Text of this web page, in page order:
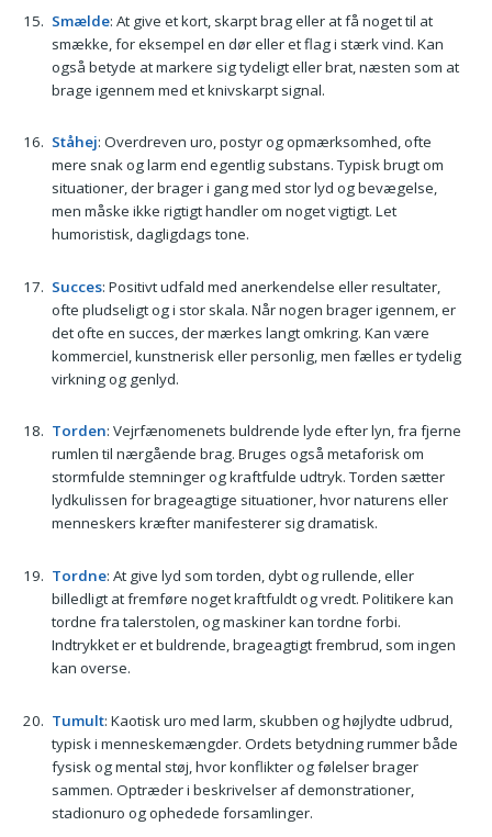
Smælde: At give et kort, skarpt brag eller at få noget til at
smække, for eksempel en dør eller et flag i stærk vind. Kan
også betyde at markere sig tydeligt eller brat, næsten som at
brage igennem med et knivskarpt signal.
Ståhej: Overdreven uro, postyr og opmærksomhed, ofte
mere snak og larm end egentlig substans. Typisk brugt om
situationer, der brager i gang med stor lyd og bevægelse,
men måske ikke rigtigt handler om noget vigtigt. Let
humoristisk, dagligdags tone.
Succes: Positivt udfald med anerkendelse eller resultater,
ofte pludseligt og i stor skala. Når nogen brager igennem, er
det ofte en succes, der mærkes langt omkring. Kan være
kommerciel, kunstnerisk eller personlig, men fælles er tydelig
virkning og genlyd.
Torden: Vejrfænomenets buldrende lyde efter lyn, fra fjerne
rumlen til nærgående brag. Bruges også metaforisk om
stormfulde stemninger og kraftfulde udtryk. Torden sætter
lydkulissen for brageagtige situationer, hvor naturens eller
menneskers kræfter manifesterer sig dramatisk.
Tordne: At give lyd som torden, dybt og rullende, eller
billedligt at fremføre noget kraftfuldt og vredt. Politikere kan
tordne fra talerstolen, og maskiner kan tordne forbi.
Indtrykket er et buldrende, brageagtigt frembrud, som ingen
kan overse.
Tumult: Kaotisk uro med larm, skubben og højlydte udbrud,
typisk i menneskemængder. Ordets betydning rummer både
fysisk og mental støj, hvor konflikter og følelser brager
sammen. Optræder i beskrivelser af demonstrationer,
stadionuro og ophedede forsamlinger.